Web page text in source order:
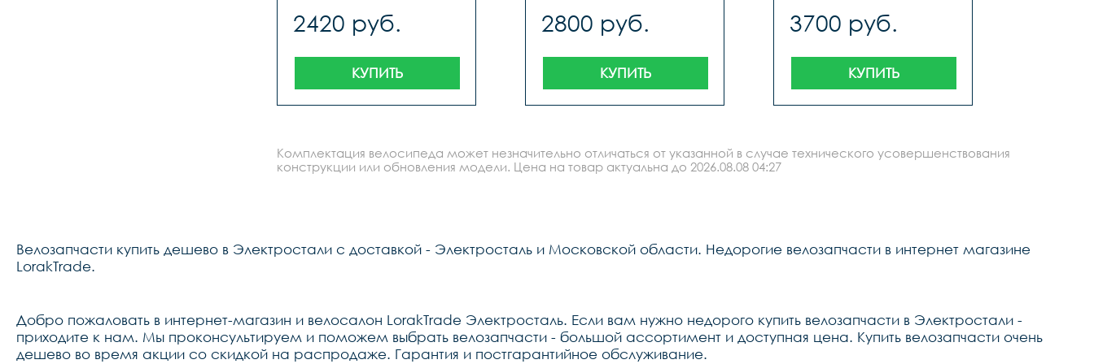
2420 руб.
КУПИТЬ
2800 руб.
КУПИТЬ
3700 руб.
КУПИТЬ
Комплектация велосипеда может незначительно отличаться от указанной в случае технического усовершенствования
конструкции или обновления модели. Цена на товар актуальна до 2026.08.08 04:27
Велозапчасти купить дешево в Электростали с доставкой - Электросталь и Московской области. Недорогие велозапчасти в интернет магазине
LorakTrade.
Добро пожаловать в интернет-магазин и велосалон LorakTrade Электросталь. Если вам нужно недорого купить велозапчасти в Электростали -
приходите к нам. Мы проконсультируем и поможем выбрать велозапчасти - большой ассортимент и доступная цена. Купить велозапчасти очень
дешево во время акции со скидкой на распродаже. Гарантия и постгарантийное обслуживание.